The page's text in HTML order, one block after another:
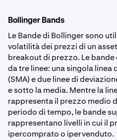
Bollinger Bands
Le Bande di Bollinger sono
volatilità dei prezzi di un
breakout di prezzo. Le
da tre linee: una singola
(SMA) e due linee di
e sotto la media. Mentre la
rappresenta il prezzo medio
periodo di tempo, le bande
rappresentano livelli in cui il
ipercomprato o ipervenduto.